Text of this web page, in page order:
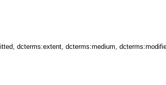
dcterms:extent, dcterms:medium,